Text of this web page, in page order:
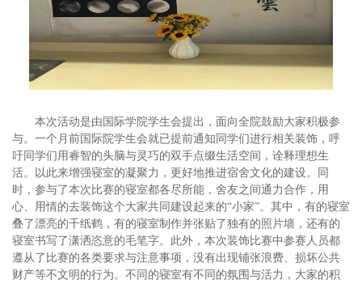
本次活动是由国际学院学生会提出，面向全院鼓励大家积极参
与。一个月前国际院学生会就已提前通知同学们进行相关装饰，呼
吁同学们用睿智的头脑与灵巧的双手点缀生活空间，诠释理想生
活。以此来增强寝室的凝聚力，更好地推进宿舍文化的建设。同
时，参与了本次比赛的寝室都各尽所能，舍友之间通力合作，用
心、用情的去装饰这个大家共同建设起来的“小家”。其中，有的寝室
叠了漂亮的千纸鹤，有的寝室制作并张贴了独有的照片墙，还有的
寝室书写了潇洒恣意的毛笔字。此外，本次装饰比赛中参赛人员都
遵从了比赛的各类要求与注意事项，没有出现铺张浪费、损坏公共
财产等不文明的行为。不同的寝室有不同的氛围与活力，大家的积